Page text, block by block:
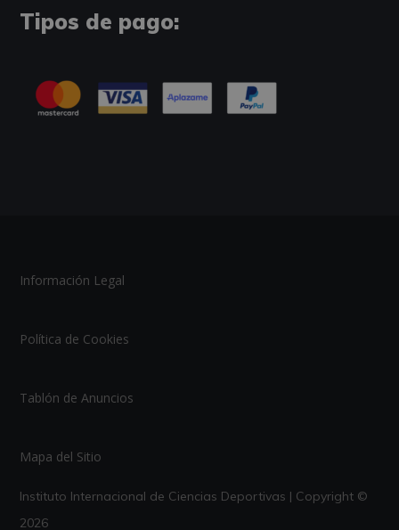
Tipos de pago:
Información Legal
Política de Cookies
Tablón de Anuncios
Mapa del Sitio
Instituto Internacional de Ciencias Deportivas | Copyright ©
2026